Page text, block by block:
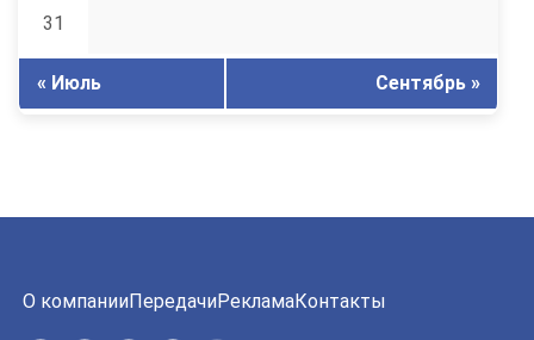
31
« Июль Сентябрь »
О компанииПередачиРекламаКонтакты